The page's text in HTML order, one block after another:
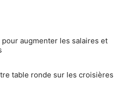
augmenter les salaires et
table ronde sur les croisières